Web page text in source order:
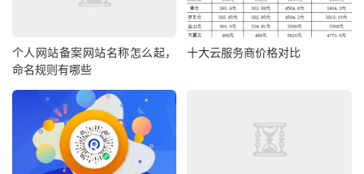
个人网站备案网站名称怎么起，
命名规则有哪些
十大云服务商价格对比